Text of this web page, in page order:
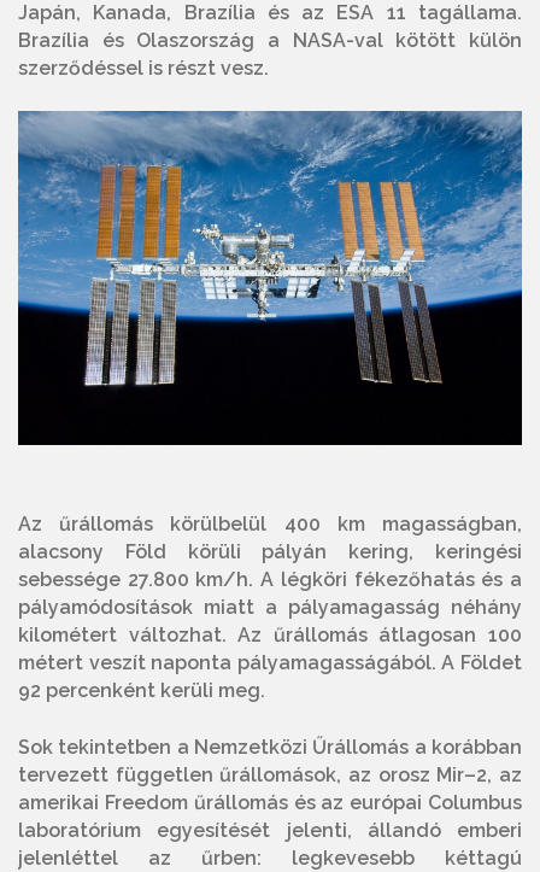
Japán, Kanada, Brazília és az ESA 11 tagállama.
Brazília és Olaszország a NASA-val kötött külön
szerződéssel is részt vesz.
Az űrállomás körülbelül 400 km magasságban,
alacsony Föld körüli pályán kering, keringési
sebessége 27.800 km/h. A légköri fékezőhatás és a
pályamódosítások miatt a pályamagasság néhány
kilométert változhat. Az űrállomás átlagosan 100
métert veszít naponta pályamagasságából. A Földet
92 percenként kerüli meg.
Sok tekintetben a Nemzetközi Űrállomás a korábban
tervezett független űrállomások, az orosz Mir–2, az
amerikai Freedom űrállomás és az európai Columbus
laboratórium egyesítését jelenti, állandó emberi
jelenléttel az űrben: legkevesebb kéttagú